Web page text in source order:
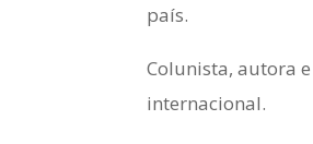
país.
Colunista, autora
internacional.